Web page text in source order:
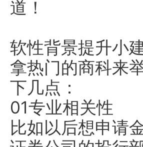
道！
软性背景提升小
拿热门的商科来
下几点：
01专业相关性
比如以后想申请